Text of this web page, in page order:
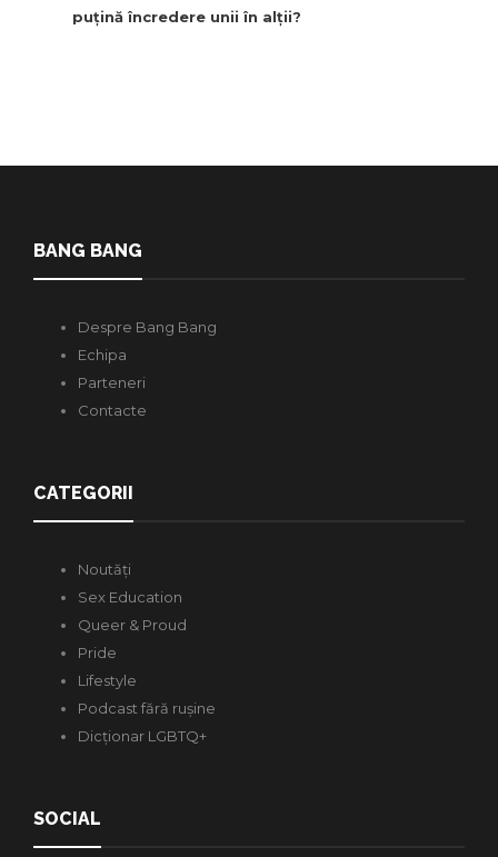
puțină încredere unii în alții?
BANG BANG
Despre Bang Bang
Echipa
Parteneri
Contacte
CATEGORII
Noutăți
Sex Education
Queer & Proud
Pride
Lifestyle
Podcast fără rușine
Dicționar LGBTQ+
SOCIAL